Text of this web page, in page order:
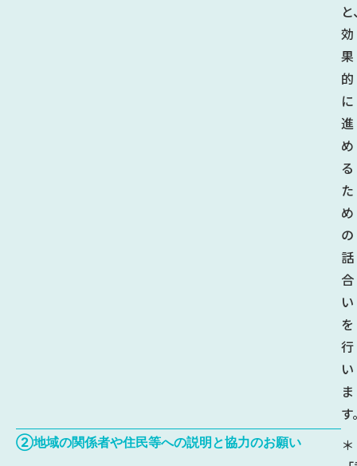
効
果
的
に
進
め
る
た
め
の
話
合
い
を
行
い
ま
す
②地域の関係者や住民等への説明と協力のお願い
＊